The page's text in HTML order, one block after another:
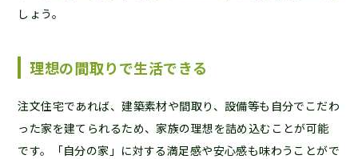
しょう。
理想の間取りで生活できる
注文住宅であれば、建築素材や間取り、設備等も自分でこだわ
った家を建てられるため、家族の理想を詰め込むことが可能
です。「自分の家」に対する満足感や安心感も味わうことがで